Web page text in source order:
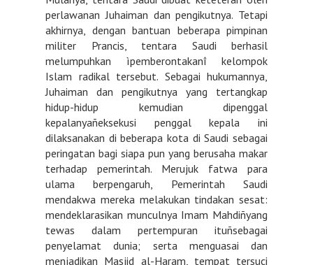
perlawanan Juhaiman dan pengikutnya. Tetapi
akhirnya, dengan bantuan beberapa pimpinan
militer Prancis, tentara Saudi berhasil
melumpuhkan ìpemberontakanî kelompok
Islam radikal tersebut. Sebagai hukumannya,
Juhaiman dan pengikutnya yang tertangkap
hidup-hidup kemudian dipenggal
kepalanyañeksekusi penggal kepala ini
dilaksanakan di beberapa kota di Saudi sebagai
peringatan bagi siapa pun yang berusaha makar
terhadap pemerintah. Merujuk fatwa para
ulama berpengaruh, Pemerintah Saudi
mendakwa mereka melakukan tindakan sesat:
mendeklarasikan munculnya Imam Mahdiñyang
tewas dalam pertempuran ituñsebagai
penyelamat dunia; serta menguasai dan
menjadikan Masjid al-Haram, tempat tersuci